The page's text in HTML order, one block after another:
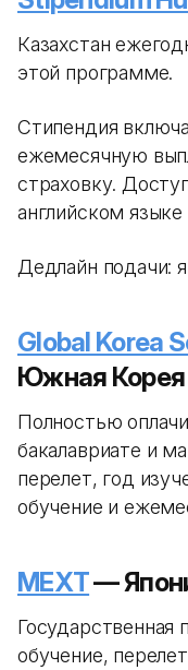
Казахстан
этой программе.
Стипендия
ежемесячную
страховку.
английском
Дедлайн подачи:
Global Korea
Южная Корея
Полностью
бакалавриате и
перелет, год
обучение и
MEXT—
Государственная
обучение,